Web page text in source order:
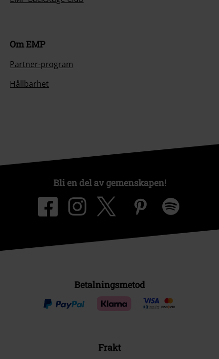
Om EMP
Partner-program
Hållbarhet
Bli en del av gemenskapen!
Betalningsmetod
Frakt